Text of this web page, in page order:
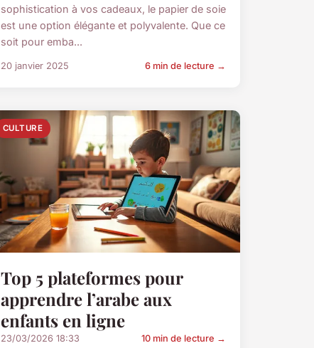
sophistication à vos cadeaux, le papier de soie
est une option élégante et polyvalente. Que ce
soit pour emba...
20 janvier 2025 6 min de lecture →
CULTURE
Top 5 plateformes pour
apprendre l’arabe aux
enfants en ligne
23/03/2026 18:33 10 min de lecture →